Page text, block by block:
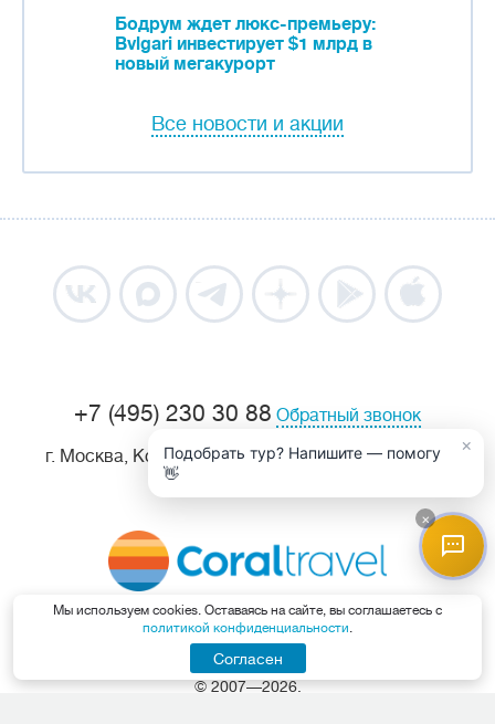
Бодрум ждет люкс-премьеру:
Bvlgari инвестирует $1 млрд в
новый мегакурорт
Все новости и акции
Горящие туры из Москвы- от
туристического агентства CoralTravel
© 2007—2026.
+7 (495) 230 30 88 Обратный звонок
г. Москва, Козицкий пер, д. 1А, 1 этаж, офис 105.
Мы используем cookies. Оставаясь на сайте, вы соглашаетесь с
политикой конфиденциальности.
Согласен
×
Подобрать тур? Напишите — помогу
👋
×